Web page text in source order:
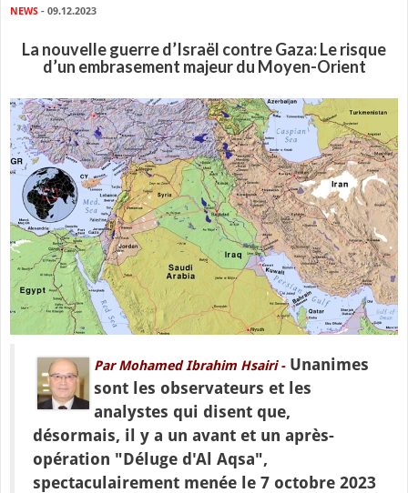
NEWS - 09.12.2023
La nouvelle guerre d’Israël contre Gaza: Le risque
d’un embrasement majeur du Moyen-Orient
Par Mohamed Ibrahim Hsairi -Unanimes
sont les observateurs et les
analystes qui disent que,
désormais, il y a un avant et un après-
opération "Déluge d'Al Aqsa",
spectaculairement menée le 7 octobre 2023